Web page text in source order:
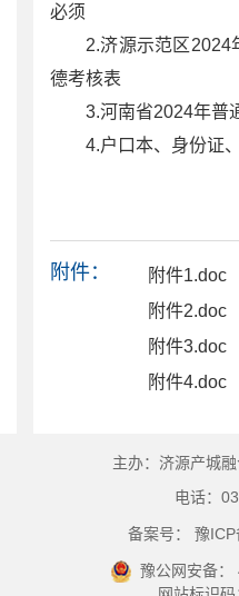
必须
2.济源示范区2024
德考核表
3.河南省2024年普
4.户口本、身份证
附件：
附件1.doc
附件2.doc
附件3.doc
附件4.doc
主办：济源产城
电话：
备案号： 豫
豫公网安备